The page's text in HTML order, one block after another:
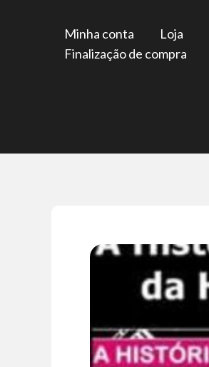
Minha conta Loja
Finalização de compra